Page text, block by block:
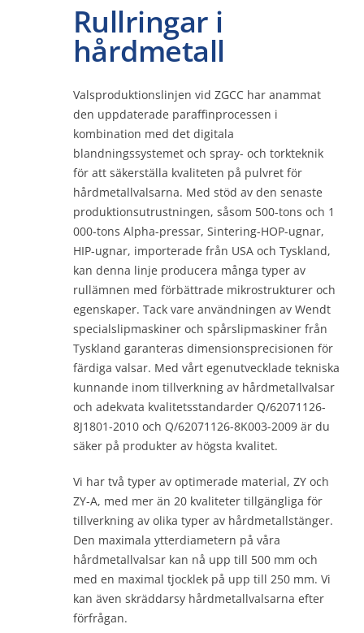
Uppkopplad
Rullringar i
hårdmetall
Valsproduktionslinjen vid ZGCC har anammat
den uppdaterade paraffinprocessen i
kombination med det digitala
blandningssystemet och spray- och torkteknik
för att säkerställa kvaliteten på pulvret för
hårdmetallvalsarna. Med stöd av den senaste
produktionsutrustningen, såsom 500-tons och 1
000-tons Alpha-pressar, Sintering-HOP-ugnar,
HIP-ugnar, importerade från USA och Tyskland,
kan denna linje producera många typer av
rullämnen med förbättrade mikrostrukturer och
egenskaper. Tack vare användningen av Wendt
specialslipmaskiner och spårslipmaskiner från
Tyskland garanteras dimensionsprecisionen för
färdiga valsar. Med vårt egenutvecklade tekniska
kunnande inom tillverkning av hårdmetallvalsar
och adekvata kvalitetsstandarder Q/62071126-
8J1801-2010 och Q/62071126-8K003-2009 är du
säker på produkter av högsta kvalitet.
Vi har två typer av optimerade material, ZY och
ZY-A, med mer än 20 kvaliteter tillgängliga för
tillverkning av olika typer av hårdmetallstänger.
Den maximala ytterdiametern på våra
hårdmetallvalsar kan nå upp till 500 mm och
med en maximal tjocklek på upp till 250 mm. Vi
kan även skräddarsy hårdmetallvalsarna efter
förfrågan.